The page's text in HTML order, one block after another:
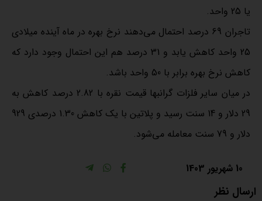
یا 25 واحد.
تاجران 69 درصد احتمال می‌دهند نرخ بهره در ماه آینده میلادی
25 واحد کاهش یابد و 31 درصد هم این احتمال وجود دارد که
کاهش نرخ بهره برابر با 50 واحد باشد.
در میان سایر فلزات گرانبها قیمت نقره با 2.82 درصد کاهش به
29 دلار و 14 سنت رسید و پلاتین با یک کاهش 1.30 درصدی 929
دلار و 79 سنت معامله می‌شود.
10 شهریور 1403
ارسال نظر